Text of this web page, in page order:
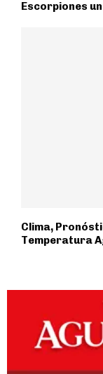
Escorpiones
Clima,
Temperatura